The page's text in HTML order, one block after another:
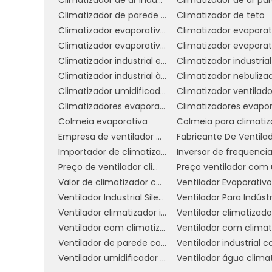
importantes para você e se elas
4. Analise o nível de ruído:O nível
ambientes como escritórios ou quartos,
ofereçam operação silenciosa,
desconforto.
5. Verifique a capacidade do
água é fundamental para determinar
precisar ser reabastecido. Modelos
permitindo um uso prolongado sem
6. Pesquise marcas e avaliações:
disponíveis no mercado e leia
sobre a durabilidade, eficiência e
7. Compare preços:Por fim,
vezes, você pode encontrar
Climatizador de parede comercial
Climatizador de teto
Climatizador evaporativo de parede preço
Climatizador evaporativo portátil preço
Climatizador industrial evaporativo
Climatizador industrial à venda
Climatizador
Climatizador umidificador ventilador
Climatizador
Climatizadores evaporativo comercial e industrial
Colmeia evaporativa
Empresa de ventilador climatizador industrial
Importador de climatizador
Preço de ventilador climatizador industrial
Valor de climatizador com névoa
Ventilador Industrial Silencioso
Ventilador Para
Ventilador climatizador industrial
Ventilador com climatizador
Ventilador de parede com climatizador
Ventilador umidificador industrial